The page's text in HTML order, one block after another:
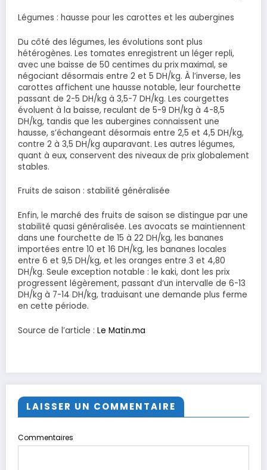
Légumes : hausse pour les carottes et les aubergines
Du côté des légumes, les évolutions sont plus
hétérogènes. Les tomates enregistrent un léger repli,
avec une baisse de 50 centimes du prix maximal, se
négociant désormais entre 2 et 5 DH/kg. À l’inverse, les
carottes affichent une hausse notable, leur fourchette
passant de 2-5 DH/kg à 3,5-7 DH/kg. Les courgettes
évoluent à la baisse, reculant de 5-9 DH/kg à 4-8,5
DH/kg, tandis que les aubergines connaissent une
hausse, s’échangeant désormais entre 2,5 et 4,5 DH/kg,
contre 2 à 3,5 DH/kg auparavant. Les autres légumes,
quant à eux, conservent des niveaux de prix globalement
stables.
Fruits de saison : stabilité généralisée
Enfin, le marché des fruits de saison se distingue par une
stabilité quasi généralisée. Les avocats se maintiennent
dans une fourchette de 15 à 22 DH/kg, les bananes
importées entre 10 et 16 DH/kg, les bananes locales
entre 6 et 9,5 DH/kg, et les oranges entre 3 et 4,80
DH/kg. Seule exception notable : le kaki, dont les prix
progressent légèrement, passant d’un intervalle de 6-13
DH/kg à 7-14 DH/kg, traduisant une demande plus ferme
en cette période.
Source de l’article : Le Matin.ma
LAISSER UN COMMENTAIRE
Commentaires